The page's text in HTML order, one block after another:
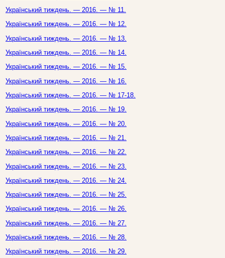
Український тиждень. — 2016. — № 11.
Український тиждень. — 2016. — № 12.
Український тиждень. — 2016. — № 13.
Український тиждень. — 2016. — № 14.
Український тиждень. — 2016. — № 15.
Український тиждень. — 2016. — № 16.
Український тиждень. — 2016. — № 17-18.
Український тиждень. — 2016. — № 19.
Український тиждень. — 2016. — № 20.
Український тиждень. — 2016. — № 21.
Український тиждень. — 2016. — № 22.
Український тиждень. — 2016. — № 23.
Український тиждень. — 2016. — № 24.
Український тиждень. — 2016. — № 25.
Український тиждень. — 2016. — № 26.
Український тиждень. — 2016. — № 27.
Український тиждень. — 2016. — № 28.
Український тиждень. — 2016. — № 29.